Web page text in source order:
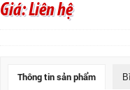
Giá: Liên hệ
Thông tin sản phẩm